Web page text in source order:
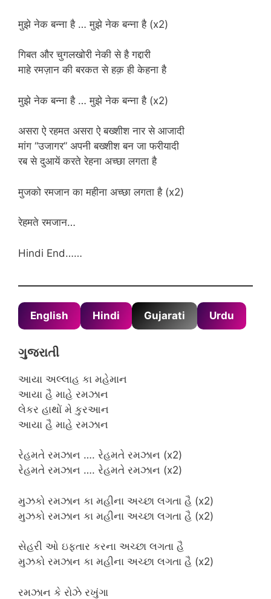
मुझे नेक बन्ना है … मुझे नेक बन्ना है (x2)
गिबत और चुगलखोरी नेकी से है गद्दारी
माहे रमज़ान की बरकत से हक़ ही केहना है
मुझे नेक बन्ना है … मुझे नेक बन्ना है (x2)
असरा ऐ रहमत असरा ऐ बख्शीश नार से आजादी
मांग “उजागर” अपनी बख्शीश बन जा फरीयादी
रब से दुआयें करते रेहना अच्छा लगता है
मुजको रमजान का महीना अच्छा लगता है (x2)
रेहमते रमजान…
Hindi End……
English Hindi Gujarati Urdu
ગુજરાતી
આયા અલ્લાહ કા મહેમાન
આયા હૈ માહે રમઝાન
લેકર હાથોં મે કુરઆન
આયા હૈ માહે રમઝાન
રેહમતે રમઝાન …. રેહમતે રમઝાન (x2)
રેહમતે રમઝાન …. રેહમતે રમઝાન (x2)
મુઝકો રમઝાન કા મહીના અચ્છા લગતા હૈ (x2)
મુઝકો રમઝાન કા મહીના અચ્છા લગતા હૈ (x2)
સેહરી ઓ ઇફ્તાર કરના અચ્છા લગતા હૈ
મુઝકો રમઝાન કા મહીના અચ્છા લગતા હૈ (x2)
રમઝાન કે રોઝે રખુંગા